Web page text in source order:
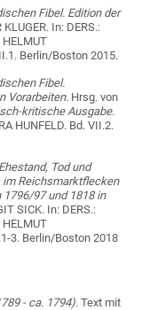
Fibel. Edition der
In: DERS.:
HELMUT
Berlin/Boston 2015.
Fibel.
Vorarbeiten. Hrsg. von
kritische Ausgabe.
HUNFELD. Bd. VII.2.
Tod und
im Reichsmarktflecken
97 und 1818 in
SICK. In: DERS.:
HELMUT
3. Berlin/Boston 2018
- ca. 1794). Text mit